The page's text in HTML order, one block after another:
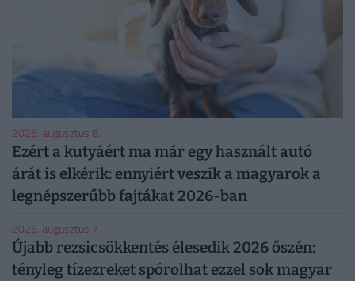
2026. augusztus 8.
Ezért a kutyáért ma már egy használt autó
árát is elkérik: ennyiért veszik a magyarok a
legnépszerűbb fajtákat 2026-ban
2026. augusztus 7.
Újabb rezsicsökkentés élesedik 2026 őszén:
tényleg tízezreket spórolhat ezzel sok magyar